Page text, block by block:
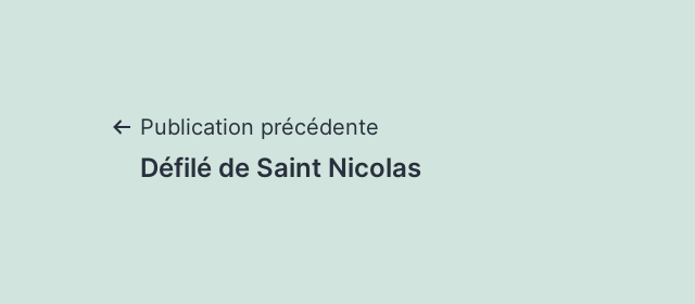
Navigation
Publication précédente
Défilé de Saint Nicolas